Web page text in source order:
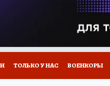
ТОЛЬКО У НАС ВОЕНКОРЫ